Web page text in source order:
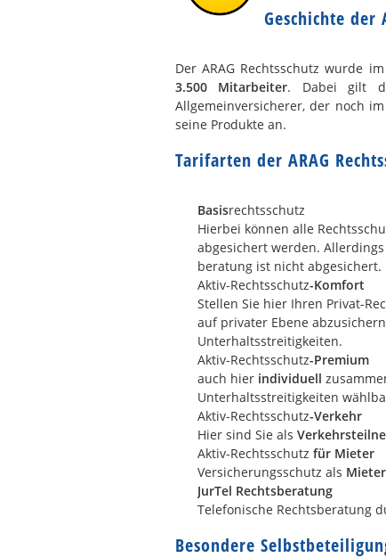
Geschichte der
Der ARAG Rechtsschutz wurde im
3.500 Mitarbeiter. Dabei gilt
Allgemeinversicherer, der noch im
seine Produkte an.
Tarifarten der ARAG
Basisrechtsschutz
Hierbei können alle
abgesichert werden.
beratung ist nicht abgesichert.
Aktiv-Rechtsschutz-Komfort
Stellen Sie hier Ihren Privat-
auf privater Ebene
Unterhaltsstreitigkeiten.
Aktiv-Rechtsschutz-Premium
auch hier individuell
Unterhaltsstreitigkeiten
Aktiv-Rechtsschutz-Verkehr
Hier sind Sie als
Aktiv-Rechtsschutz für Mieter
Versicherungsschutz als
JurTel Rechtsberatung
Telefonische Rechtsberatung
Besondere